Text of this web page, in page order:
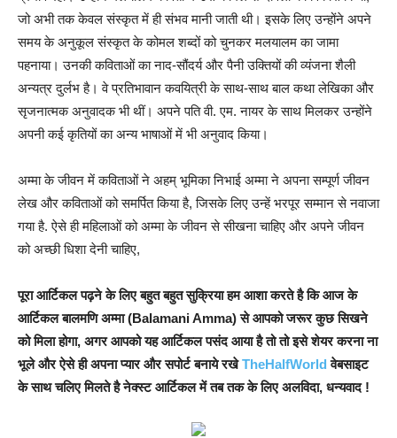
जो अभी तक केवल संस्कृत में ही संभव मानी जाती थी। इसके लिए उन्होंने अपने
समय के अनुकूल संस्कृत के कोमल शब्दों को चुनकर मलयालम का जामा
पहनाया। उनकी कविताओं का नाद-सौंदर्य और पैनी उक्तियों की व्यंजना शैली
अन्यत्र दुर्लभ है। वे प्रतिभावान कवयित्री के साथ-साथ बाल कथा लेखिका और
सृजनात्मक अनुवादक भी थीं। अपने पति वी. एम. नायर के साथ मिलकर उन्होंने
अपनी कई कृतियों का अन्य भाषाओं में भी अनुवाद किया।
अम्मा के जीवन में कविताओं ने अहम् भूमिका निभाई अम्मा ने अपना सम्पूर्ण जीवन
लेख और कविताओं को समर्पित किया है, जिसके लिए उन्हें भरपूर सम्मान से नवाजा
गया है. ऐसे ही महिलाओं को अम्मा के जीवन से सीखना चाहिए और अपने जीवन
को अच्छी धिशा देनी चाहिए,
पूरा आर्टिकल पढ़ने के लिए बहुत बहुत सुक्रिया हम आशा करते है कि आज के
आर्टिकल बालमणि अम्मा (Balamani Amma) से आपको जरूर कुछ सिखने
को मिला होगा, अगर आपको यह आर्टिकल पसंद आया है तो तो इसे शेयर करना ना
भूले और ऐसे ही अपना प्यार और सपोर्ट बनाये रखेTheHalfWorld वेबसाइट
के साथ चलिए मिलते है नेक्स्ट आर्टिकल में तब तक के लिए अलविदा, धन्यवाद !